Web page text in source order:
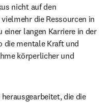
nicht auf den
die Ressourcen in
langen Karriere in der
die mentale Kraft und
körperlicher und
die die